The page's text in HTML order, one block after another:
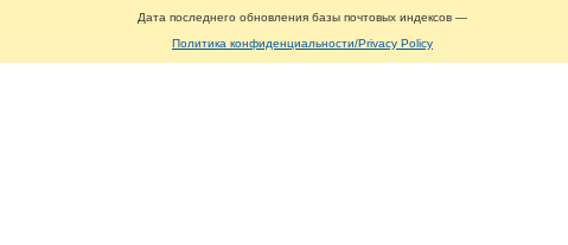
Дата последнего обновления базы почтовых индексов —
Политика конфиденциальности/Privacy Policy